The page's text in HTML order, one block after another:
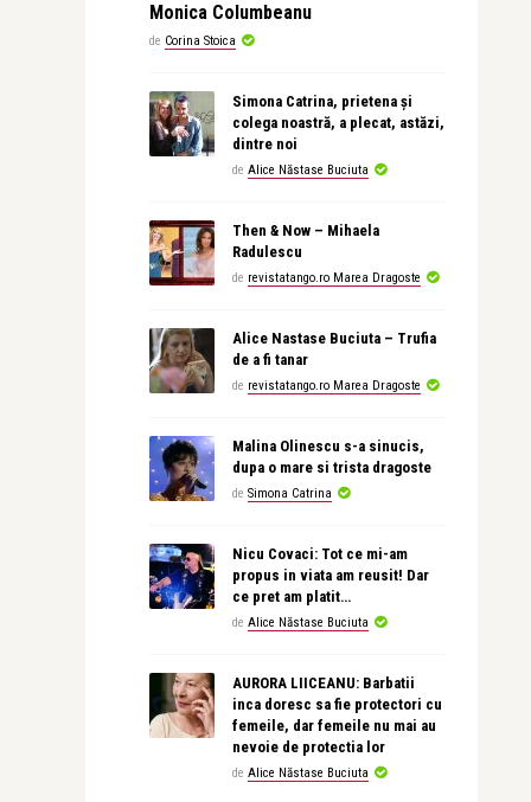
Monica Columbeanu
de Corina Stoica
Simona Catrina, prietena și
colega noastră, a plecat, astăzi,
dintre noi
de Alice Năstase Buciuta
Then & Now – Mihaela
Radulescu
de revistatango.ro Marea Dragoste
Alice Nastase Buciuta – Trufia
de a fi tanar
de revistatango.ro Marea Dragoste
Malina Olinescu s-a sinucis,
dupa o mare si trista dragoste
de Simona Catrina
Nicu Covaci: Tot ce mi-am
propus in viata am reusit! Dar
ce pret am platit…
de Alice Năstase Buciuta
AURORA LIICEANU: Barbatii
inca doresc sa fie protectori cu
femeile, dar femeile nu mai au
nevoie de protectia lor
de Alice Năstase Buciuta